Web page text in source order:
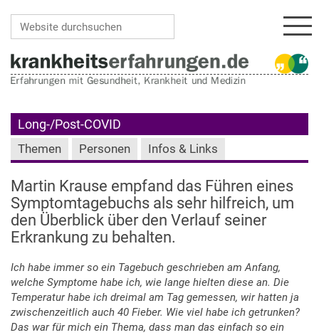
Long-/Post-COVID
Themen Personen Infos & Links
Martin Krause empfand das Führen eines
Symptomtagebuchs als sehr hilfreich, um
den Überblick über den Verlauf seiner
Erkrankung zu behalten.
Ich habe immer so ein Tagebuch geschrieben am Anfang,
welche Symptome habe ich, wie lange hielten diese an. Die
Temperatur habe ich dreimal am Tag gemessen, wir hatten ja
zwischenzeitlich auch 40 Fieber. Wie viel habe ich getrunken?
Das war für mich ein Thema, dass man das einfach so ein